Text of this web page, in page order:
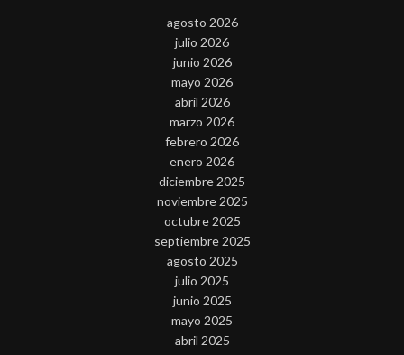
agosto 2026
julio 2026
junio 2026
mayo 2026
abril 2026
marzo 2026
febrero 2026
enero 2026
diciembre 2025
noviembre 2025
octubre 2025
septiembre 2025
agosto 2025
julio 2025
junio 2025
mayo 2025
abril 2025